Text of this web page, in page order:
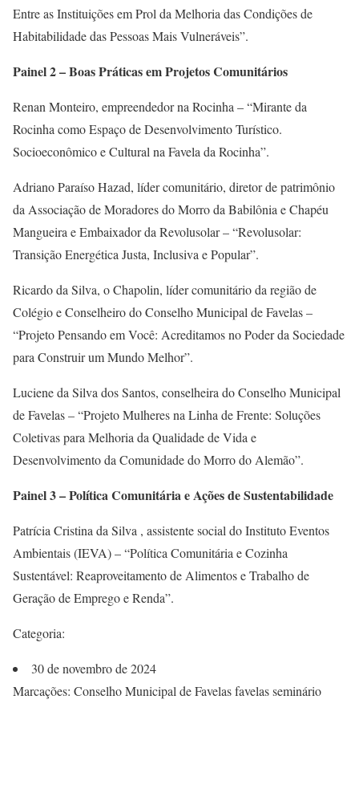
Entre as Instituições em Prol da Melhoria das Condições de
Habitabilidade das Pessoas Mais Vulneráveis”.
Painel 2 – Boas Práticas em Projetos Comunitários
Renan Monteiro, empreendedor na Rocinha – “Mirante da
Rocinha como Espaço de Desenvolvimento Turístico.
Socioeconômico e Cultural na Favela da Rocinha”.
Adriano Paraíso Hazad, líder comunitário, diretor de patrimônio
da Associação de Moradores do Morro da Babilônia e Chapéu
Mangueira e Embaixador da Revolusolar – “Revolusolar:
Transição Energética Justa, Inclusiva e Popular”.
Ricardo da Silva, o Chapolin, líder comunitário da região de
Colégio e Conselheiro do Conselho Municipal de Favelas –
“Projeto Pensando em Você: Acreditamos no Poder da Sociedade
para Construir um Mundo Melhor”.
Luciene da Silva dos Santos, conselheira do Conselho Municipal
de Favelas – “Projeto Mulheres na Linha de Frente: Soluções
Coletivas para Melhoria da Qualidade de Vida e
Desenvolvimento da Comunidade do Morro do Alemão”.
Painel 3 – Política Comunitária e Ações de Sustentabilidade
Patrícia Cristina da Silva , assistente social do Instituto Eventos
Ambientais (IEVA) – “Política Comunitária e Cozinha
Sustentável: Reaproveitamento de Alimentos e Trabalho de
Geração de Emprego e Renda”.
Categoria:
30 de novembro de 2024
Marcações: Conselho Municipal de Favelas favelas seminário